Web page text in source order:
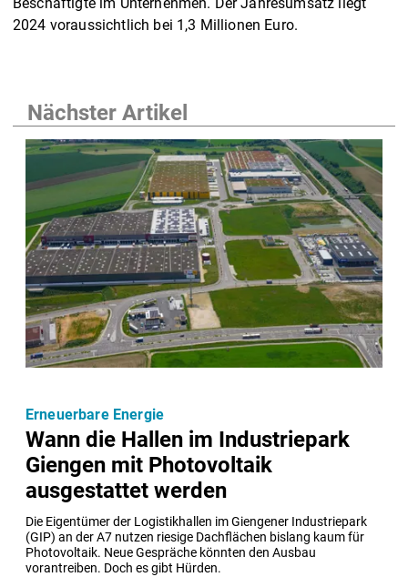
2024 voraussichtlich bei 1,3 Millionen Euro.
Nächster Artikel
Wann die Hallen im Industriepark
Giengen mit Photovoltaik
ausgestattet werden
Die Eigentümer der Logistikhallen im Giengener Industriepark
(GIP) an der A7 nutzen riesige Dachflächen bislang kaum für
Photovoltaik. Neue Gespräche könnten den Ausbau
vorantreiben. Doch es gibt Hürden.
Erneuerbare Energie